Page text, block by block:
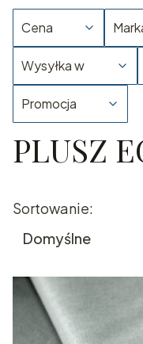
Cena
Wysyłka w
Promocja
Koniec filtrów
PLUSZ
Lista
Sortowanie:
Domyślne